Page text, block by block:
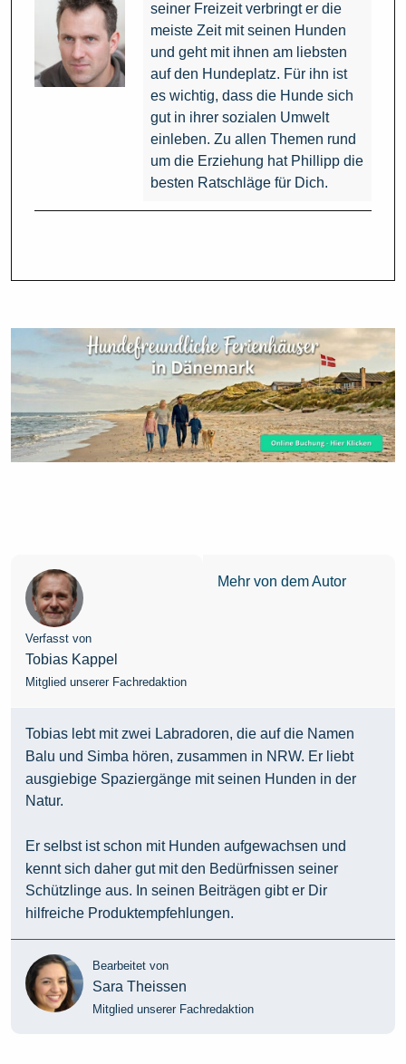
seiner Freizeit verbringt er die
meiste Zeit mit seinen Hunden
und geht mit ihnen am liebsten
auf den Hundeplatz. Für ihn ist
es wichtig, dass die Hunde sich
gut in ihrer sozialen Umwelt
einleben. Zu allen Themen rund
um die Erziehung hat Phillipp die
besten Ratschläge für Dich.
Verfasst von
Tobias Kappel
Mitglied unserer Fachredaktion
Mehr von dem Autor
Tobias lebt mit zwei Labradoren, die auf die Namen
Balu und Simba hören, zusammen in NRW. Er liebt
ausgiebige Spaziergänge mit seinen Hunden in der
Natur.
Er selbst ist schon mit Hunden aufgewachsen und
kennt sich daher gut mit den Bedürfnissen seiner
Schützlinge aus. In seinen Beiträgen gibt er Dir
hilfreiche Produktempfehlungen.
Bearbeitet von
Sara Theissen
Mitglied unserer Fachredaktion